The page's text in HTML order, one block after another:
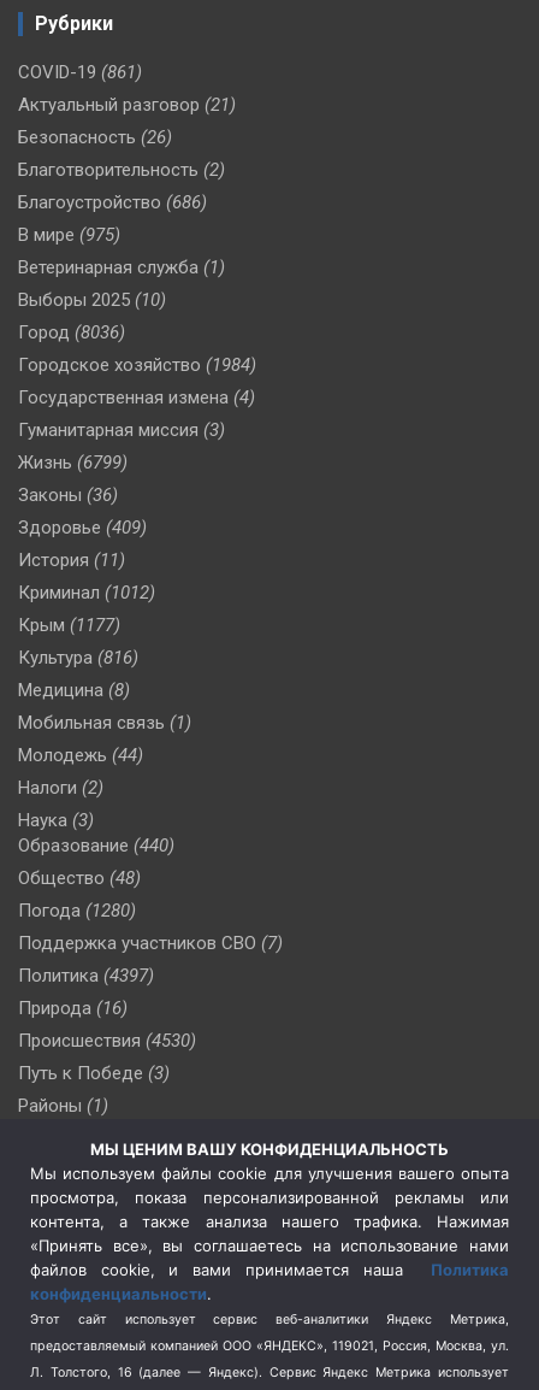
Рубрики
COVID-19 (861)
Актуальный разговор (21)
Безопасность (26)
Благотворительность (2)
Благоустройство (686)
В мире (975)
Ветеринарная служба (1)
Выборы 2025 (10)
Город (8036)
Городское хозяйство (1984)
Государственная измена (4)
Гуманитарная миссия (3)
Жизнь (6799)
Законы (36)
Здоровье (409)
История (11)
Криминал (1012)
Крым (1177)
Культура (816)
Медицина (8)
Мобильная связь (1)
Молодежь (44)
Налоги (2)
Наука (3)
Образование (440)
Общество (48)
Погода (1280)
Поддержка участников СВО (7)
Политика (4397)
Природа (16)
Происшествия (4530)
Путь к Победе (3)
Районы (1)
(510)
Сельское хозяйство (3)
Социальная политика
(3)
Спецоперация в Украине
Спецоперация на Украине
(404)
Спорт (740)
Терроризм (1)
МЫ ЦЕНИМ ВАШУ КОНФИДЕНЦИАЛЬНОСТЬ
Мы используем файлы cookie для улучшения вашего опыта
просмотра, показа персонализированной рекламы или
контента, а также анализа нашего трафика. Нажимая
«Принять все», вы соглашаетесь на использование нами
файлов cookie, и вами принимается наша Политика
конфиденциальности.
Этот сайт использует сервис веб-аналитики Яндекс Метрика,
предоставляемый компанией ООО «ЯНДЕКС», 119021, Россия, Москва, ул.
Л. Толстого, 16 (далее — Яндекс). Сервис Яндекс Метрика использует